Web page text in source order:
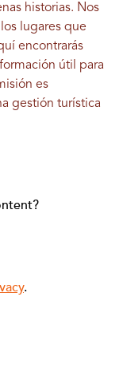
historias. Nos
lugares que
encontrarás
útil para
es
gestión turística